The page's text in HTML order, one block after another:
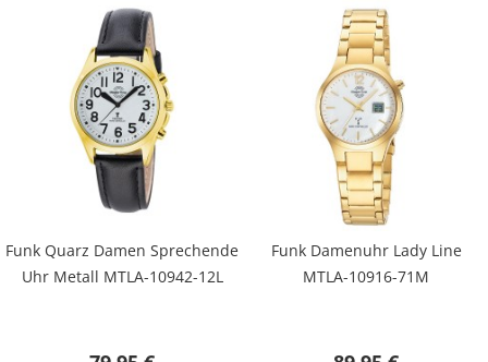
Funk Quarz Damen Sprechende
Uhr Metall MTLA-10942-12L
Funk Damenuhr Lady Line
MTLA-10916-71M